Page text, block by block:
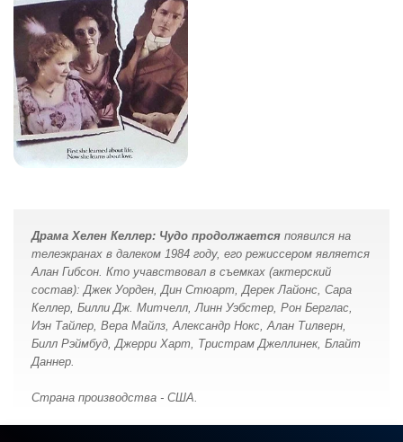
Драма Хелен Келлер: Чудо продолжается появился на
телеэкранах в далеком 1984 году, его режиссером является
Алан Гибсон. Кто учавствовал в съемках (актерский
состав): Джек Уорден, Дин Стюарт, Дерек Лайонс, Сара
Келлер, Билли Дж. Митчелл, Линн Уэбстер, Рон Берглас,
Иэн Тайлер, Вера Майлз, Александр Нокс, Алан Тилверн,
Билл Рэймбуд, Джерри Харт, Тристрам Джеллинек, Блайт
Даннер.
Страна производства - США.